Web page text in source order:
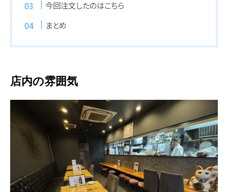
今回注文したのはこちら
まとめ
店内の雰囲気